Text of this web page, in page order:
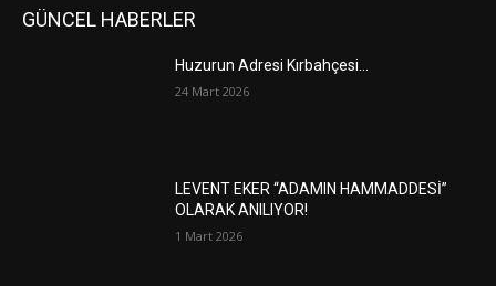
GÜNCEL HABERLER
Huzurun Adresi Kırbahçesi…
24 Mart 2026
LEVENT EKER “ADAMIN HAMMADDESİ”
OLARAK ANILIYOR!
1 Mart 2026